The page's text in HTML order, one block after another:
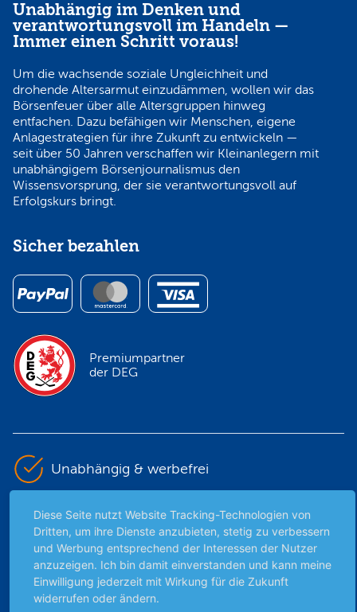
Unabhängig im Denken und
verantwortungsvoll im Handeln —
Immer einen Schritt voraus!
Um die wachsende soziale Ungleichheit und
drohende Altersarmut einzudämmen, wollen wir das
Börsenfeuer über alle Altersgruppen hinweg
entfachen. Dazu befähigen wir Menschen, eigene
Anlagestrategien für ihre Zukunft zu entwickeln —
seit über 50 Jahren verschaffen wir Kleinanlegern mit
unabhängigem Börsenjournalismus den
Wissensvorsprung, der sie verantwortungsvoll auf
Erfolgskurs bringt.
Sicher bezahlen
Premiumpartner
der DEG
Unabhängig & werbefrei
Stets am Puls der Zeit
Schutz persönlicher Daten
Sicher mit SSL-Verschlüsselung
Diese Seite nutzt Website Tracking-Technologien von
Dritten, um ihre Dienste anzubieten, stetig zu verbessern
und Werbung entsprechend der Interessen der Nutzer
anzuzeigen. Ich bin damit einverstanden und kann meine
Einwilligung jederzeit mit Wirkung für die Zukunft
widerrufen oder ändern.